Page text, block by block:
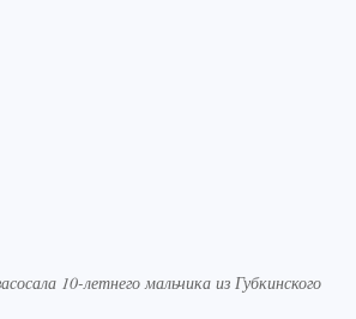
10-летнего мальчика из Губкинского